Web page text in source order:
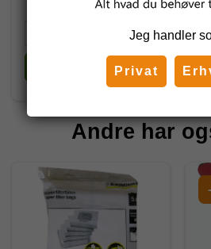
Køb
Andre har
Jeg handler
Privat